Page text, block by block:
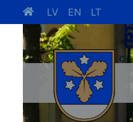
LV EN LT